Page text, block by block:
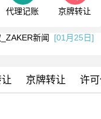
代理记账 京牌转让
新闻 [01月25日]
浙江伟星新型建材股份有限公司关于收购北京松田程科技有限公司控股权的公告
京牌转让 许